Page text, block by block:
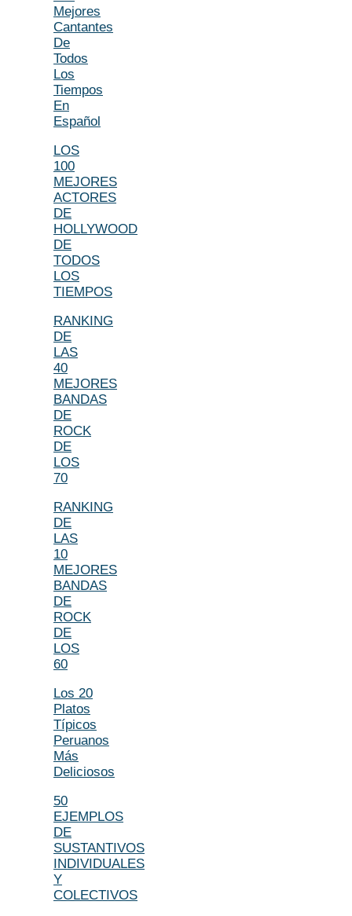
Mejores
Cantantes
De
Todos
Los
Tiempos
En
Español
LOS
100
MEJORES
ACTORES
DE
HOLLYWOOD
DE
TODOS
LOS
TIEMPOS
RANKING
DE
LAS
40
MEJORES
BANDAS
DE
ROCK
DE
LOS
70
RANKING
DE
LAS
10
MEJORES
BANDAS
DE
ROCK
DE
LOS
60
Los 20
Platos
Típicos
Peruanos
Más
Deliciosos
50
EJEMPLOS
DE
SUSTANTIVOS
INDIVIDUALES
Y
COLECTIVOS